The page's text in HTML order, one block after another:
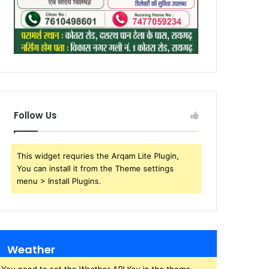
Follow Us
This widget requries the Arqam Lite Plugin,
You can install it from the Theme settings
menu > Install Plugins.
Weather